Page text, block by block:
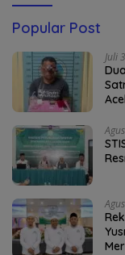
Popular Post
Juli